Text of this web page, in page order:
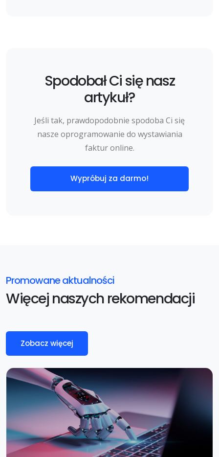
Spodobał Ci się nasz
artykuł?
Jeśli tak, prawdopodobnie spodoba Ci się
nasze oprogramowanie do wystawiania
faktur online.
Wypróbuj za darmo!
Promowane aktualności
Więcej naszych rekomendacji
Zobacz więcej